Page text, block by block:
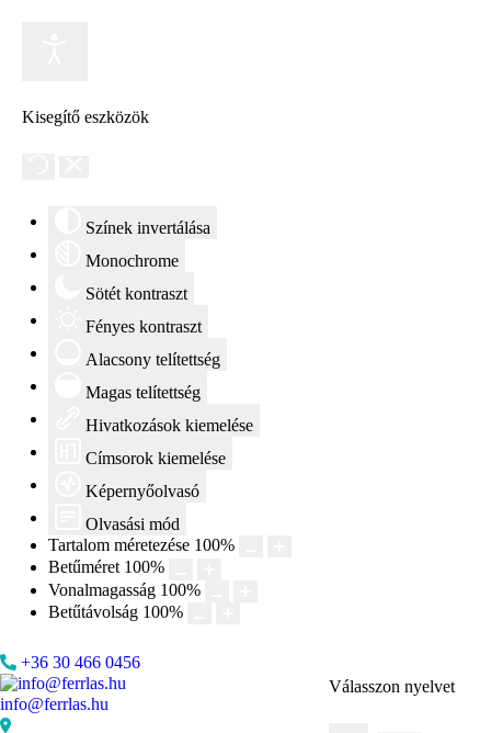
Kisegítő eszközök
Színek invertálása
Monochrome
Sötét kontraszt
Fényes kontraszt
Alacsony telítettség
Magas telítettség
Hivatkozások kiemelése
Címsorok kiemelése
Képernyőolvasó
Olvasási mód
Tartalom méretezése 100%
Betűméret 100%
Vonalmagasság 100%
Betűtávolság 100%
+36 30 466 0456
info@ferrlas.hu
Válasszon nyelvet